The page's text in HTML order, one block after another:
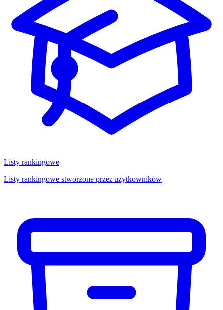
Listy rankingowe
Listy rankingowe stworzone przez użytkowników